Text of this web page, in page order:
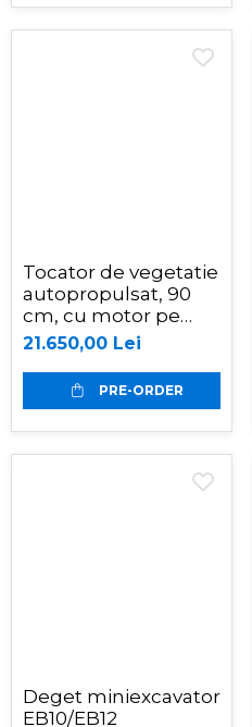
Tocator de vegetatie
autopropulsat, 90
cm, cu motor pe
benzina, 15 CP,
Graecus GK90pro
21.650,00 Lei
PRE-ORDER
Deget miniexcavator
EB10/EB12